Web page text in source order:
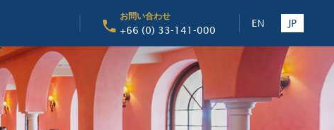
お問い合わせ
+66 (0) 33-141-000
EN JP